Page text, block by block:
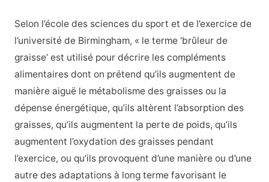
Selon l’école des sciences du sport et de l’exercice de
l’université de Birmingham, « le terme ‘brûleur de
graisse’ est utilisé pour décrire les compléments
alimentaires dont on prétend qu’ils augmentent de
manière aiguë le métabolisme des graisses ou la
dépense énergétique, qu’ils altèrent l’absorption des
graisses, qu’ils augmentent la perte de poids, qu’ils
augmentent l’oxydation des graisses pendant
l’exercice, ou qu’ils provoquent d’une manière ou d’une
autre des adaptations à long terme favorisant le